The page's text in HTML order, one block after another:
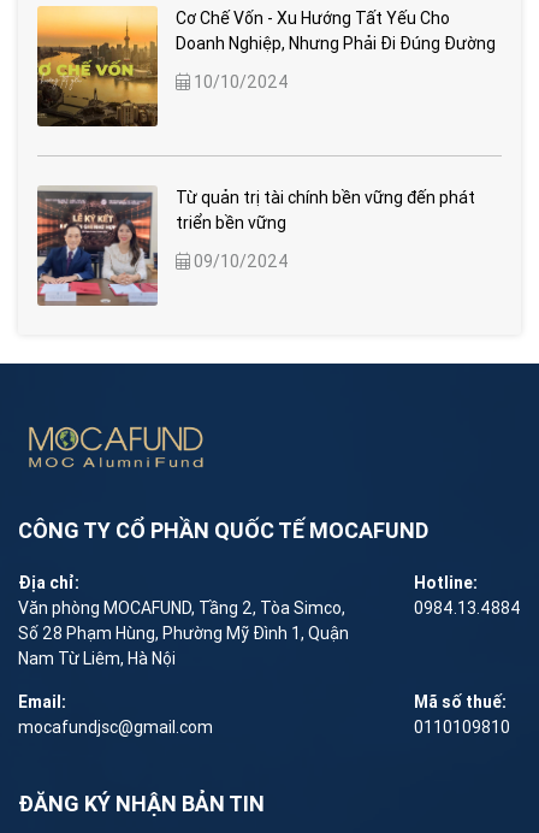
Cơ Chế Vốn - Xu Hướng Tất Yếu Cho
Doanh Nghiệp, Nhưng Phải Đi Đúng Đường
10/10/2024
Từ quản trị tài chính bền vững đến phát
triển bền vững
09/10/2024
CÔNG TY CỔ PHẦN QUỐC TẾ MOCAFUND
Địa chỉ:
Văn phòng MOCAFUND, Tầng 2, Tòa Simco,
Số 28 Phạm Hùng, Phường Mỹ Đình 1, Quận
Nam Từ Liêm, Hà Nội
Hotline:
0984.13.4884
Email:
mocafundjsc@gmail.com
Mã số thuế:
0110109810
ĐĂNG KÝ NHẬN BẢN TIN